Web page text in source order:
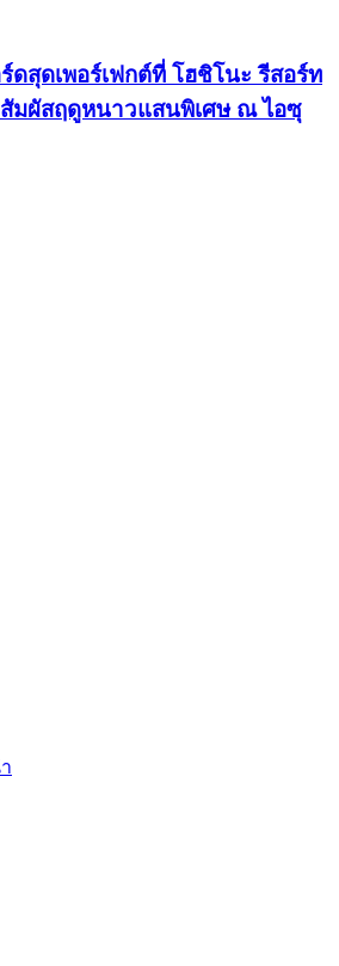
ดสุดเพอร์เฟกต์ที่ โฮชิโนะ รีสอร์ท
สัมผัสฤดูหนาวแสนพิเศษ ณ ไอซุ